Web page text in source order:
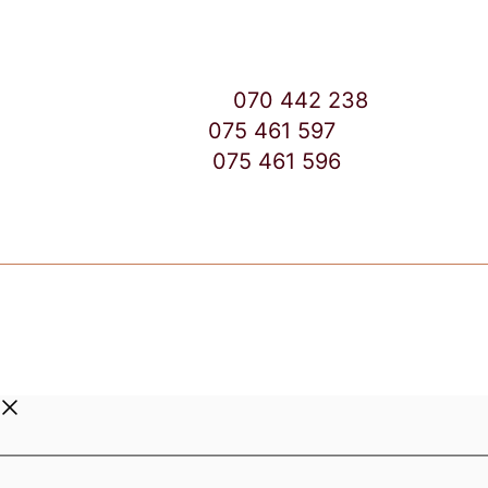
070 442 238
075 461 597
075 461 596